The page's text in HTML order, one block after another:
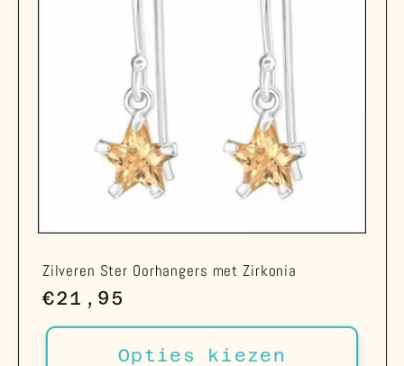
Zilveren Ster Oorhangers met Zirkonia
Normale
prijs
€21,95
Opties kiezen